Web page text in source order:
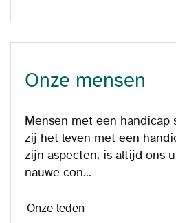
Onze mensen
Mensen met een handicap
zij het leven met een
zijn aspecten, is altijd ons
nauwe con...
Onze leden